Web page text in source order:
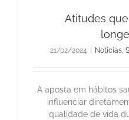
Atitudes
21/02/2024 Notícias,
A aposta em hábitos
influenciar
qualidade de vida